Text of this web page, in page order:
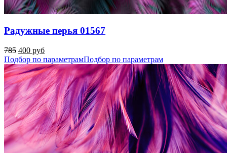
Радужные перья 01567
785 400 руб
Подбор по параметрамПодбор по параметрам